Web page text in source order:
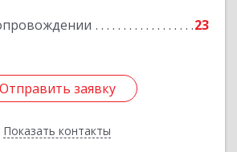
23
Отправить заявку
Показать контакты
Отправить заявку
Назад